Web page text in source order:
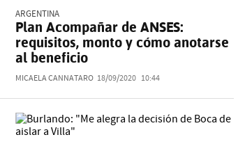
ARGENTINA
Plan Acompañar de ANSES:
requisitos, monto y cómo anotarse
al beneficio
MICAELA CANNATARO 18/09/2020 10:44